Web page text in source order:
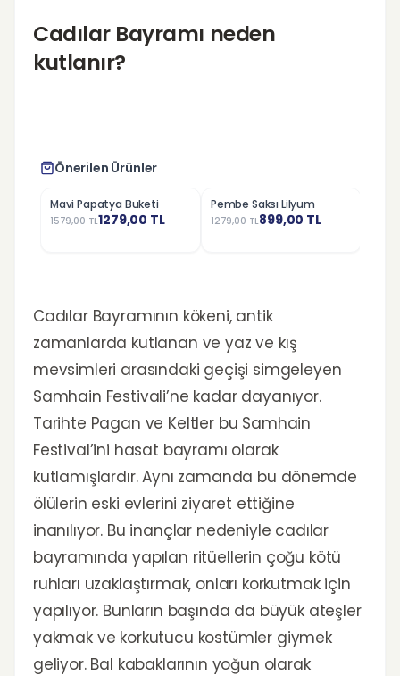
Cadılar Bayramı neden
kutlanır?
Önerilen Ürünler
%19
Mavi Papatya Buketi
1579,00TL1279,00 TL
%30
Pembe Saksı Lilyum
1279,00TL899,00 TL
Cadılar Bayramının kökeni, antik
zamanlarda kutlanan ve yaz ve kış
mevsimleri arasındaki geçişi simgeleyen
Samhain Festivali’ne kadar dayanıyor.
Tarihte Pagan ve Keltler bu Samhain
Festival’ini hasat bayramı olarak
kutlamışlardır. Aynı zamanda bu dönemde
ölülerin eski evlerini ziyaret ettiğine
inanılıyor. Bu inançlar nedeniyle cadılar
bayramında yapılan ritüellerin çoğu kötü
ruhları uzaklaştırmak, onları korkutmak için
yapılıyor. Bunların başında da büyük ateşler
yakmak ve korkutucu kostümler giymek
geliyor. Bal kabaklarının yoğun olarak